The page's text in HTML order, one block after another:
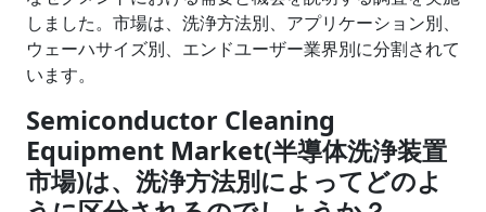
しました。市場は、洗浄方法別、アプリケーション別、
ウェーハサイズ別、エンドユーザー業界別に分割されて
います。
Semiconductor Cleaning
Equipment Market(半導体洗浄装置
市場)は、洗浄方法別によってどのよ